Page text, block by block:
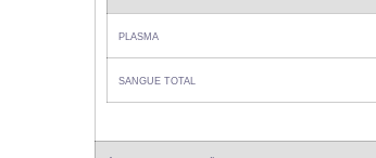
PLASMA
SANGUE TOTAL